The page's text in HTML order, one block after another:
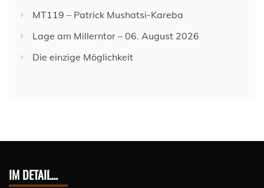
MT119 – Patrick Mushatsi-Kareba
Lage am Millerntor – 06. August 2026
Die einzige Möglichkeit
IM DETAIL…